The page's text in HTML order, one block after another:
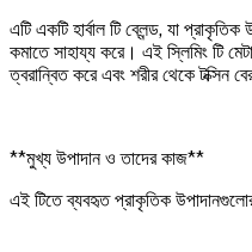
এটি একটি হার্বাল টি ব্লেন্ড, যা
কমাতে সাহায্য করে। এই স্লিমিং টি
ত্বরান্বিত করে এবং শরীর থেকে টক্সিন
**মুখ্য উপাদান ও তাদের কাজ**
এই টিতে ব্যবহৃত প্রাকৃতিক